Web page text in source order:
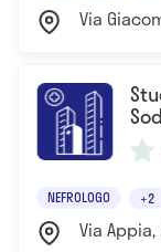
Via
NEFROLOGO +2
Via